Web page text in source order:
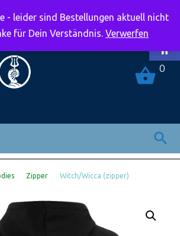
0
Zipper Witch/Wicca (zipper)
- leider sind Bestellungen aktuell nicht
für Dein Verständnis. Verwerfen